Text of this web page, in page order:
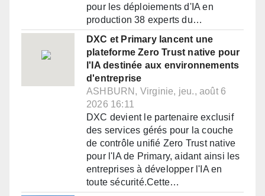
pour les déploiements d'IA en
production 38 experts du…
DXC et Primary lancent une
plateforme Zero Trust native pour
l'IA destinée aux environnements
d'entreprise
ASHBURN, Virginie, jeu., août 6
2026 16:11
DXC devient le partenaire exclusif
des services gérés pour la couche
de contrôle unifié Zero Trust native
pour l'IA de Primary, aidant ainsi les
entreprises à développer l'IA en
toute sécurité.Cette…